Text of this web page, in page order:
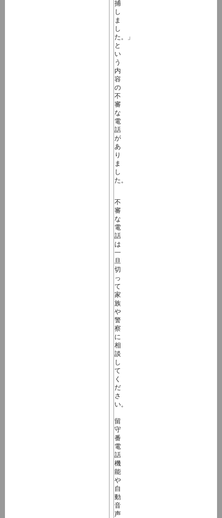
捕
し
ま
し
た。」
と
い
う
内
容
の
不
審
な
電
話
が
あ
り
ま
し
た。
不
審
な
電
話
は
一
旦
切
っ
て
家
族
や
警
察
に
相
談
し
て
く
だ
さ
い。
留
守
番
電
話
機
能
や
自
動
音
声